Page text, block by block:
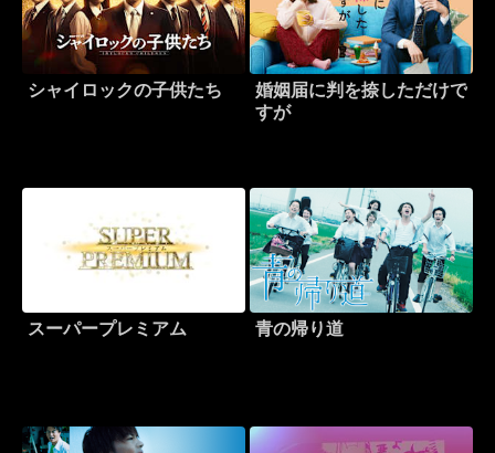
シャイロックの子供たち
婚姻届に判を捺しただけで
すが
スーパープレミアム 青の帰り道